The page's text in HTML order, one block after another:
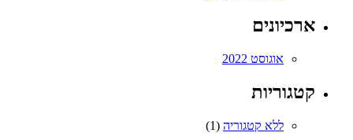
ארכיונים
אוגוסט 2022
קטגוריות
ללא קטגוריה (1)